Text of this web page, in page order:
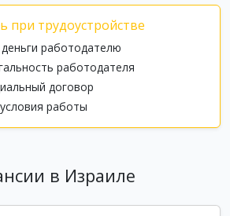
при трудоустройстве
работодателю
работодателя
договор
работы
в Израиле